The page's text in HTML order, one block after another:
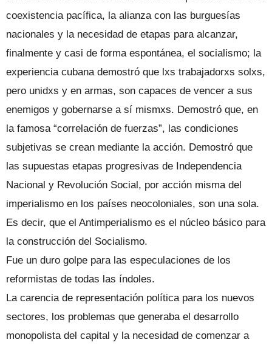
coexistencia pacífica, la alianza con las burguesías
nacionales y la necesidad de etapas para alcanzar,
finalmente y casi de forma espontánea, el socialismo; la
experiencia cubana demostró que lxs trabajadorxs solxs,
pero unidxs y en armas, son capaces de vencer a sus
enemigos y gobernarse a sí mismxs. Demostró que, en
la famosa “correlación de fuerzas”, las condiciones
subjetivas se crean mediante la acción. Demostró que
las supuestas etapas progresivas de Independencia
Nacional y Revolución Social, por acción misma del
imperialismo en los países neocoloniales, son una sola.
Es decir, que el Antimperialismo es el núcleo básico para
la construcción del Socialismo.
Fue un duro golpe para las especulaciones de los
reformistas de todas las índoles.
La carencia de representación política para los nuevos
sectores, los problemas que generaba el desarrollo
monopolista del capital y la necesidad de comenzar a